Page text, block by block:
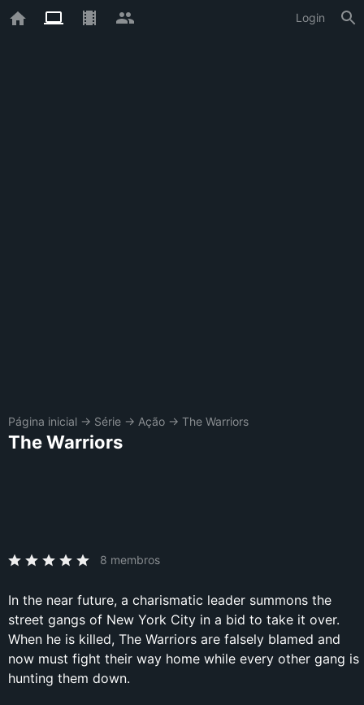
Login
Página inicial → Série → Ação → The Warriors
The Warriors
8 membros
In the near future, a charismatic leader summons the
street gangs of New York City in a bid to take it over.
When he is killed, The Warriors are falsely blamed and
now must fight their way home while every other gang is
hunting them down.